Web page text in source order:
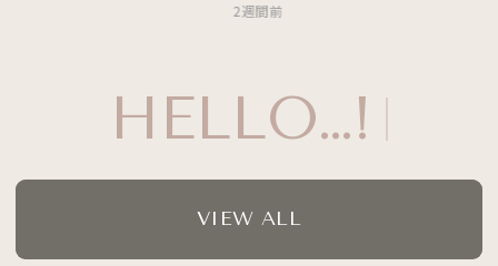
HELLO…!
2週間前
VIEW ALL